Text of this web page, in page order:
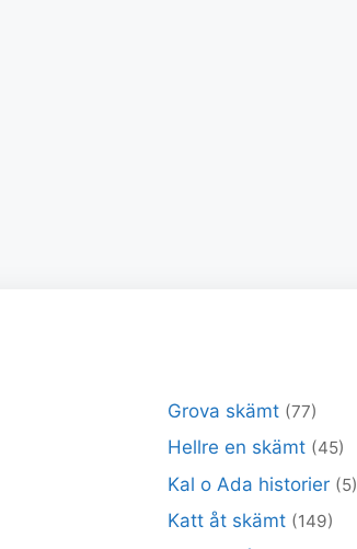
Grova skämt (77)
Hellre en skämt (45)
Kal o Ada historier (5)
Katt åt skämt (149)